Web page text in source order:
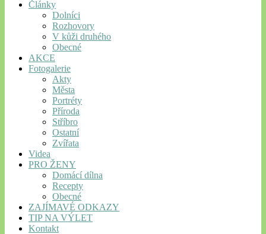
Články
Dolníci
Rozhovory
V kůži druhého
Obecné
AKCE
Fotogalerie
Akty
Města
Portréty
Příroda
Stříbro
Ostatní
Zvířata
Videa
PRO ŽENY
Domácí dílna
Recepty
Obecné
ZAJÍMAVÉ ODKAZY
TIP NA VÝLET
Kontakt